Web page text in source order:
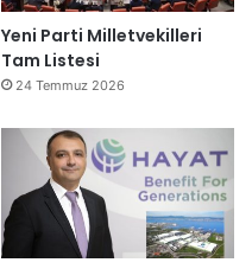
Yeni Parti Milletvekilleri
Tam Listesi
24 Temmuz 2026